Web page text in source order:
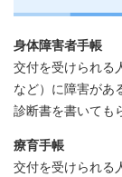
身体障害者手帳
交付を受けられる
など）に障害があ
診断書を書いても
療育手帳
交付を受けられる